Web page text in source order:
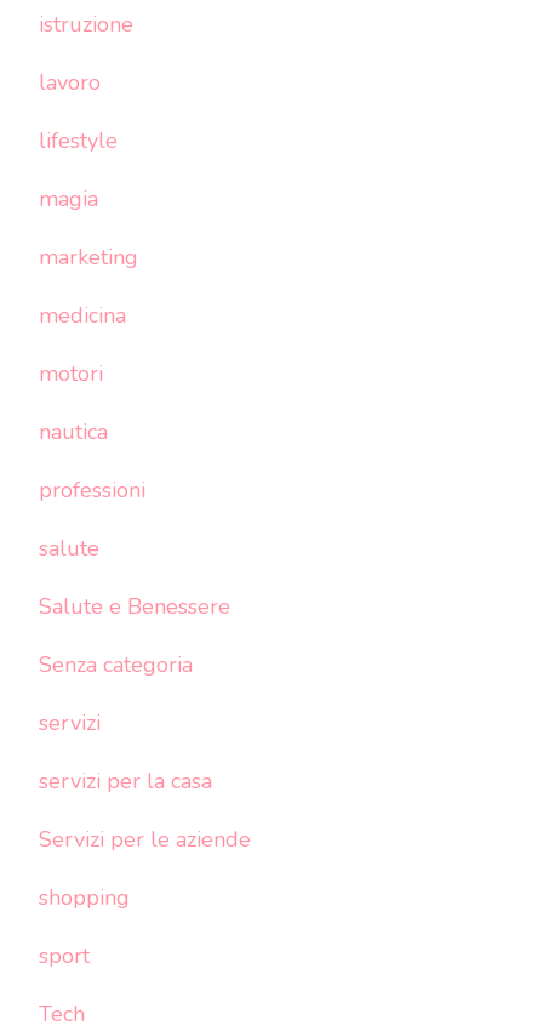
istruzione
lavoro
lifestyle
magia
marketing
medicina
motori
nautica
professioni
salute
Salute e Benessere
Senza categoria
servizi
servizi per la casa
Servizi per le aziende
shopping
sport
Tech